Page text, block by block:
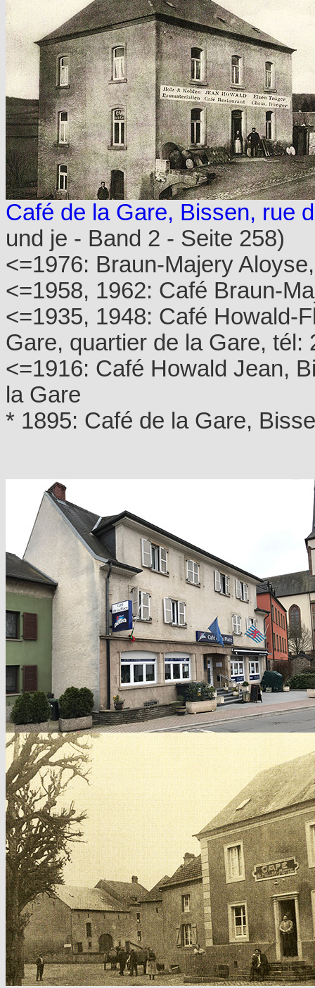
Café de la Gare, Bissen, rue
und je - Band 2 - Seite 258)
<=1976: Braun-Majery
<=1958, 1962: Café Braun-
<=1935, 1948: Café Howald-
Gare, quartier de la Gare, tél:
<=1916: Café Howald Jean,
la Gare
* 1895: Café de la Gare,